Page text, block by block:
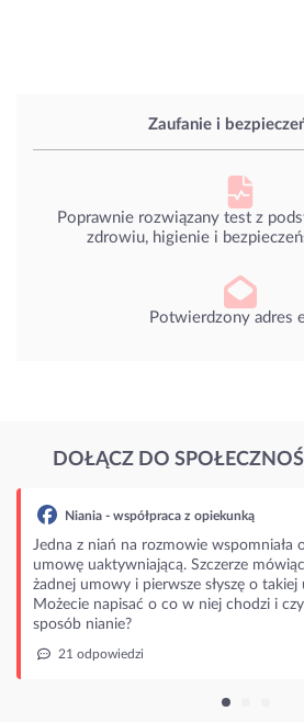
Zaufanie i
Poprawnie rozwiązany test z
zdrowiu, higienie i
Potwierdzony adres
DOŁĄCZ DO
Niania - współpraca z opiekunką
Jedna z niań na rozmowie wspomniała
umowę uaktywniającą. Szczerze
żadnej umowy i pierwsze słyszę o takiej
Możecie napisać o co w niej chodzi i
sposób nianie?
21 odpowiedzi